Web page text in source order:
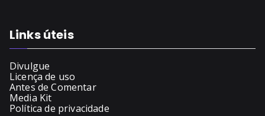
Links úteis
Divulgue
Licença de uso
Antes de Comentar
Media Kit
Política de privacidade